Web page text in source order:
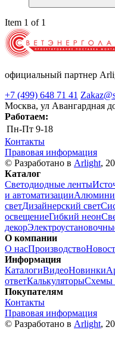
Item 1 of 1
официальный партнер
+7 (499) 648 71 41
Москва, ул Авангардная
Работаем:
Пн-Пт 9-18
Контакты
Правовая информация
© Разработано в Arlight,
Каталог
Светодиодные ленты
и автоматизации
светДизайнерский свет
освещениеГибкий неон
декор
О компании
О насПроизводство
Информация
КаталогиВидеоНовинки
ответКалькуляторыСхемы
Покупателям
Контакты
Правовая информация
© Разработано в Arlight,